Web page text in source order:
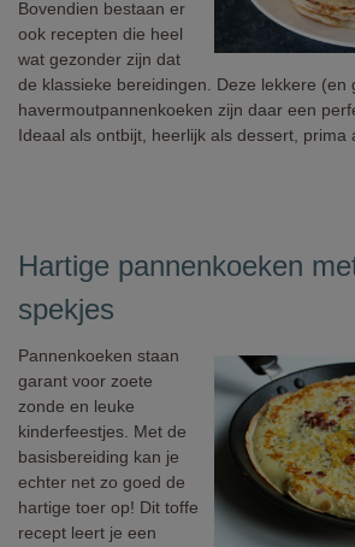
Bovendien bestaan er
ook recepten die heel
wat gezonder zijn dat
de klassieke bereidingen. Deze lekkere (en
havermoutpannenkoeken zijn daar een
Ideaal als ontbijt, heerlijk als dessert, prima
Hartige pannenkoeken
spekjes
Pannenkoeken staan
garant voor zoete
zonde en leuke
kinderfeestjes. Met de
basisbereiding kan je
echter net zo goed de
hartige toer op! Dit toffe
recept leert je een